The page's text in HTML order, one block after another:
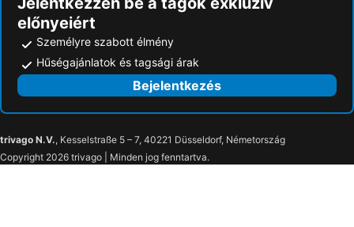
előnyeiért
Személyre szabott élmény
Hűségajánlatok és tagsági árak
Bejelentkezés
trivago N.V., Kesselstraße 5 – 7, 40221 Düsseldorf, Németország
Copyright 2026 trivago | Minden jog fenntartva.